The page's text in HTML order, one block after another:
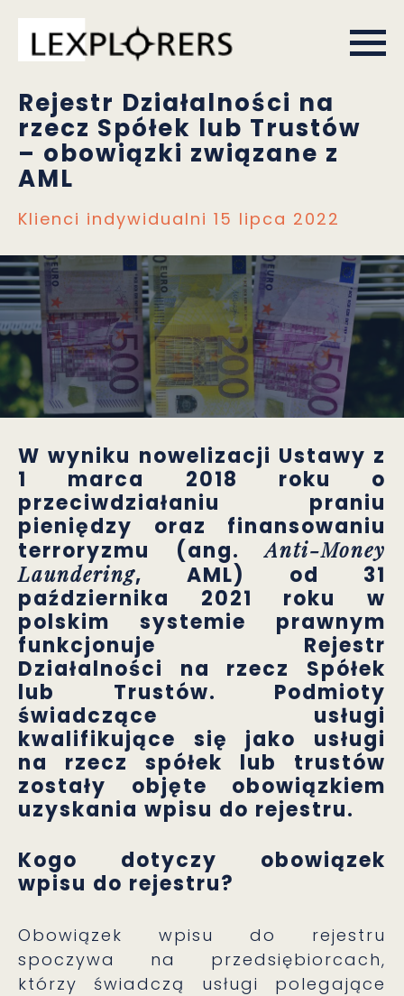
Rejestr Działalności na
rzecz Spółek lub Trustów
– obowiązki związane z
AML
Klienci indywidualni 15 lipca 2022
W wyniku nowelizacji Ustawy z
1 marca 2018 roku o
przeciwdziałaniu praniu
pieniędzy oraz finansowaniu
terroryzmu (ang.Anti-Money
Laundering, AML) od 31
października 2021 roku w
polskim systemie prawnym
funkcjonuje Rejestr
Działalności na rzecz Spółek
lub Trustów. Podmioty
świadczące usługi
kwalifikujące się jako usługi
na rzecz spółek lub trustów
zostały objęte obowiązkiem
uzyskania wpisu do rejestru.
Kogo dotyczy obowiązek
wpisu do rejestru?
Obowiązek wpisu do rejestru
spoczywa na przedsiębiorcach,
którzy świadczą usługi polegające